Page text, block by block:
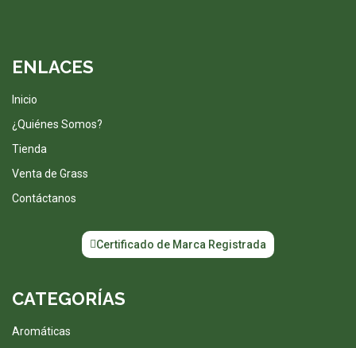
ENLACES
Inicio
¿Quiénes Somos?
Tienda
Venta de Grass
Contáctanos
Certificado de Marca Registrada
CATEGORÍAS
Aromáticas